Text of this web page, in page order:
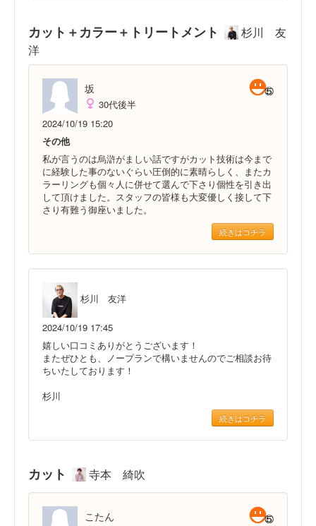
カット＋カラー＋トリートメント
杉川 友
洋
坂
30代後半
2024/10/19 15:20
その他
私が言うのは烏滸がましい話ですがカット技術は今まで
に経験した事のないぐらい圧倒的に素晴らしく、またカ
ラーリングも個々人に併せて選んで下さり個性を引き出
して頂けました。スタッフの皆様も大変優しく接して下
さり有難う御座いました。
続きはコチラ
杉川 友洋
2024/10/19 17:45
嬉しい口コミありがとうございます！
またぜひとも、ノープランで構いませんのでご相談お待
ちいたしております！
杉川
続きはコチラ
カット 寺本 綺吹
こたん